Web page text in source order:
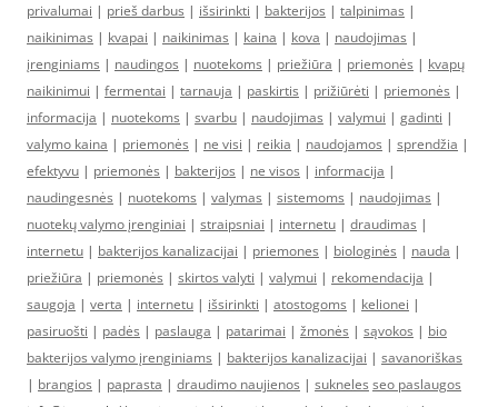
privalumai | prieš darbus | išsirinkti | bakterijos | talpinimas |
naikinimas | kvapai | naikinimas | kaina | kova | naudojimas |
įrenginiams | naudingos | nuotekoms | priežiūra | priemonės | kvapų
naikinimui | fermentai | tarnauja | paskirtis | prižiūrėti | priemonės |
informacija | nuotekoms | svarbu | naudojimas | valymui | gadinti |
valymo kaina | priemonės | ne visi | reikia | naudojamos | sprendžia |
efektyvu | priemonės | bakterijos | ne visos | informacija |
naudingesnės | nuotekoms | valymas | sistemoms | naudojimas |
nuotekų valymo įrenginiai | straipsniai | internetu | draudimas |
internetu | bakterijos kanalizacijai | priemones | biologinės | nauda |
priežiūra | priemonės | skirtos valyti | valymui | rekomendacija |
saugoja | verta | internetu | išsirinkti | atostogoms | kelionei |
pasiruošti | padės | paslauga | patarimai | žmonės | sąvokos | bio
bakterijos valymo įrenginiams | bakterijos kanalizacijai | savanoriškas
| brangios | paprasta | draudimo naujienos | sukneles seo paslaugos